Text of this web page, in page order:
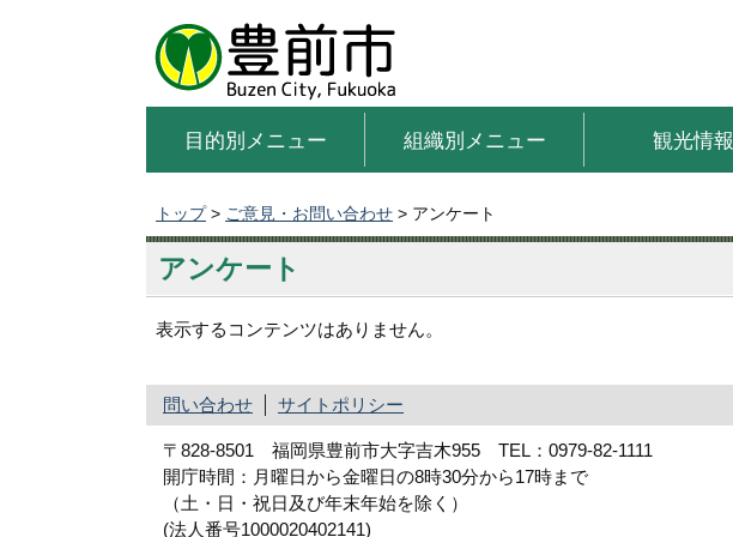
目的別メニュー 組織別メニュー 観光情報
トップ> ご意見・お問い合わせ > アンケート
アンケート
表示するコンテンツはありません。
問い合わせ サイトポリシー
〒828-8501 福岡県豊前市大字吉木955 TEL：0979-82-1111
開庁時間：月曜日から金曜日の8時30分から17時まで
（土・日・祝日及び年末年始を除く）
(法人番号1000020402141)